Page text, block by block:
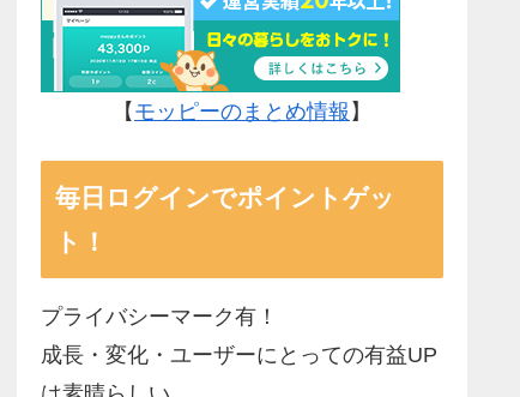
【 モッピーのまとめ情報 】
毎日ログインでポイントゲッ
ト！
プライバシーマーク有！
成長・変化・ユーザーにとっての有益UP